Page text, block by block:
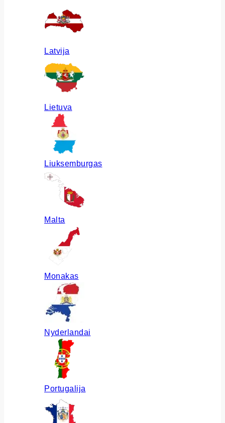
Latvija
Lietuva
Liuksemburgas
Malta
Monakas
Nyderlandai
Portugalija